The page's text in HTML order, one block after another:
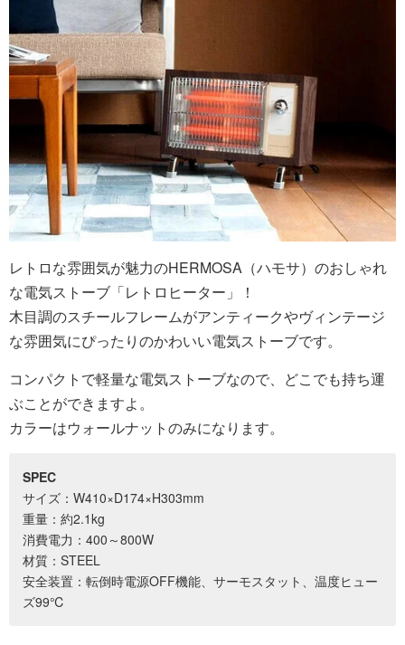
レトロな雰囲気が魅力のHERMOSA（ハモサ）のおしゃれ
な電気ストーブ「レトロヒーター」！
木目調のスチールフレームがアンティークやヴィンテージ
な雰囲気にぴったりのかわいい電気ストーブです。
コンパクトで軽量な電気ストーブなので、どこでも持ち運
ぶことができますよ。
カラーはウォールナットのみになります。
SPEC
サイズ：W410×D174×H303mm
重量：約2.1kg
消費電力：400～800W
材質：STEEL
安全装置：転倒時電源OFF機能、サーモスタット、温度ヒュー
ズ99℃